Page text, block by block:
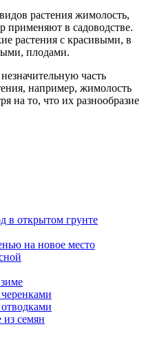
растения жимолость,
применяют в садоводстве.
растения с красивыми, в
плодами.
часть
например, жимолость
на то, что их разнообразие
в открытом грунте
на новое место
семян